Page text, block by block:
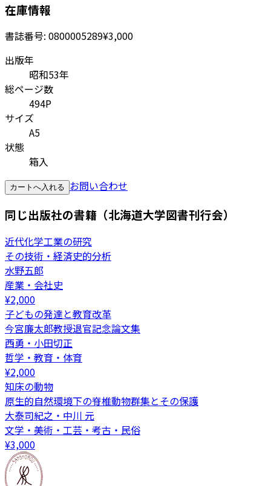
在庫情報
書誌番号: 0800005289¥3,000
出版年
昭和53年
総ページ数
494P
サイズ
A5
状態
箱入
カートへ入れる お問い合わせ
同じ出版社の書籍（北海道大学図書刊行会）
近代化学工業の研究
その技術・経済史的分析
水野五郎
産業・会社史
¥2,000
子どもの発達と教育改革
今宮廉太郎教授退官記念論文集
西勇・小田切正
哲学・教育・体育
¥2,000
知床の動物
原生的自然環境下の脊椎動物群集とその保護
大泰司紀之・中川 元
文学・美術・工芸・考古・民俗
¥3,000